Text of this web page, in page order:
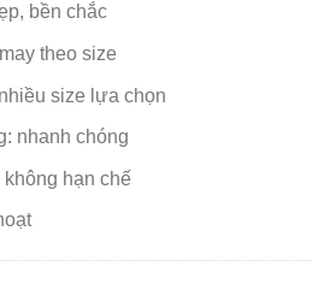
bền chắc
theo size
size lựa chọn
nhanh chóng
hạn chế